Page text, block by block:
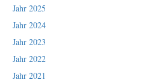
Jahr 2025
Jahr 2024
Jahr 2023
Jahr 2022
Jahr 2021